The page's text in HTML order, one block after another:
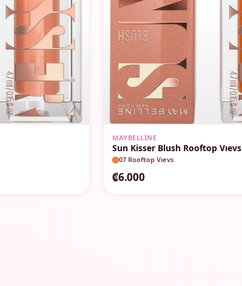
MAYBELLINE
Sun Kisser Blush Rooftop Vıevs
07 Rooftop Vıevs
₡6.000